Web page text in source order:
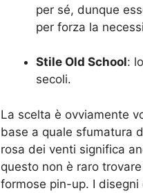
per sé, dunque
per forza la
Stile Old School:
secoli.
La scelta è ovviamente
base a quale sfumatura
rosa dei venti significa
questo non è raro
formose pin-up. I